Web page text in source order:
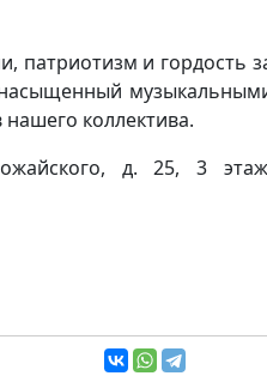
патриотизм и гордость
коллектива.
д. 25, 3